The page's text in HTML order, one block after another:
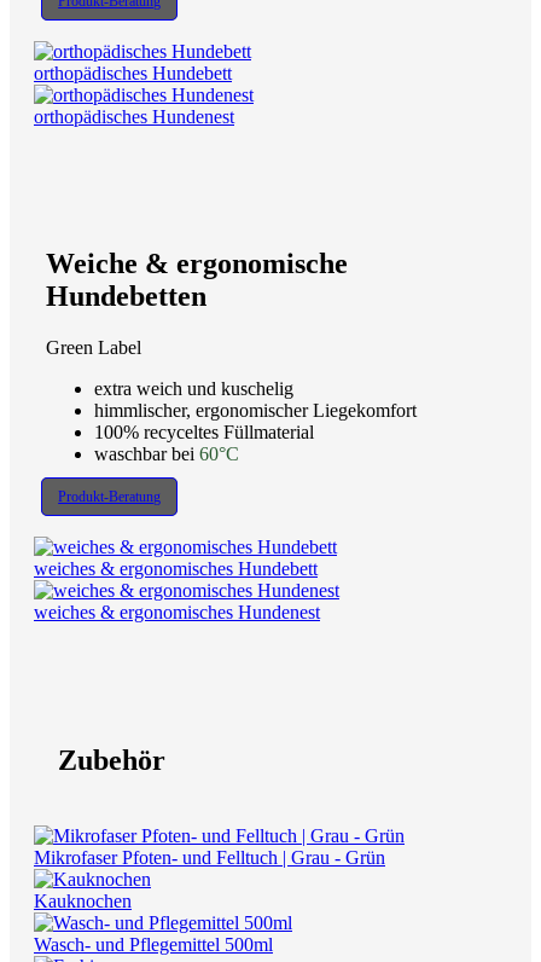
orthopädisches Hundebett
orthopädisches Hundenest
Weiche & ergonomische
Hundebetten
Green Label
extra weich und kuschelig
himmlischer, ergonomischer Liegekomfort
100% recyceltes Füllmaterial
waschbar bei 60°C
Produkt-Beratung
weiches & ergonomisches Hundebett
weiches & ergonomisches Hundenest
Zubehör
Mikrofaser Pfoten- und Felltuch | Grau - Grün
Kauknochen
Wasch- und Pflegemittel 500ml